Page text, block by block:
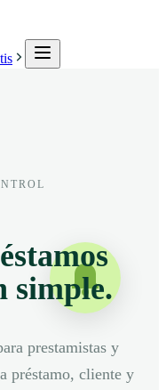
simple.
prestamistas y
préstamo, cliente y